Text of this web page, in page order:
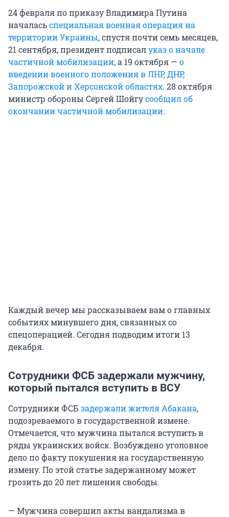
24 февраля по приказу Владимира Путина
началасьспециальная военная операция на
территории Украины, спустя почти семь месяцев,
21 сентября, президент подписалуказ о начале
частичной мобилизации, а 19 октября — о
введении военного положения в ЛНР, ДНР,
Запорожской и Херсонской областях. 28 октября
министр обороны Сергей Шойгусообщил об
окончании частичной мобилизации.
Каждый вечер мы рассказываем вам о главных
событиях минувшего дня, связанных со
спецоперацией. Сегодня подводим итоги 13
декабря.
Сотрудники ФСБ задержали мужчину,
который пытался вступить в ВСУ
Сотрудники ФСБ задержали жителя Абакана,
подозреваемого в государственной измене.
Отмечается, что мужчина пытался вступить в
ряды украинских войск. Возбуждено уголовное
дело по факту покушения на государственную
измену. По этой статье задержанному может
грозить до 20 лет лишения свободы.
— Мужчина совершил акты вандализма в